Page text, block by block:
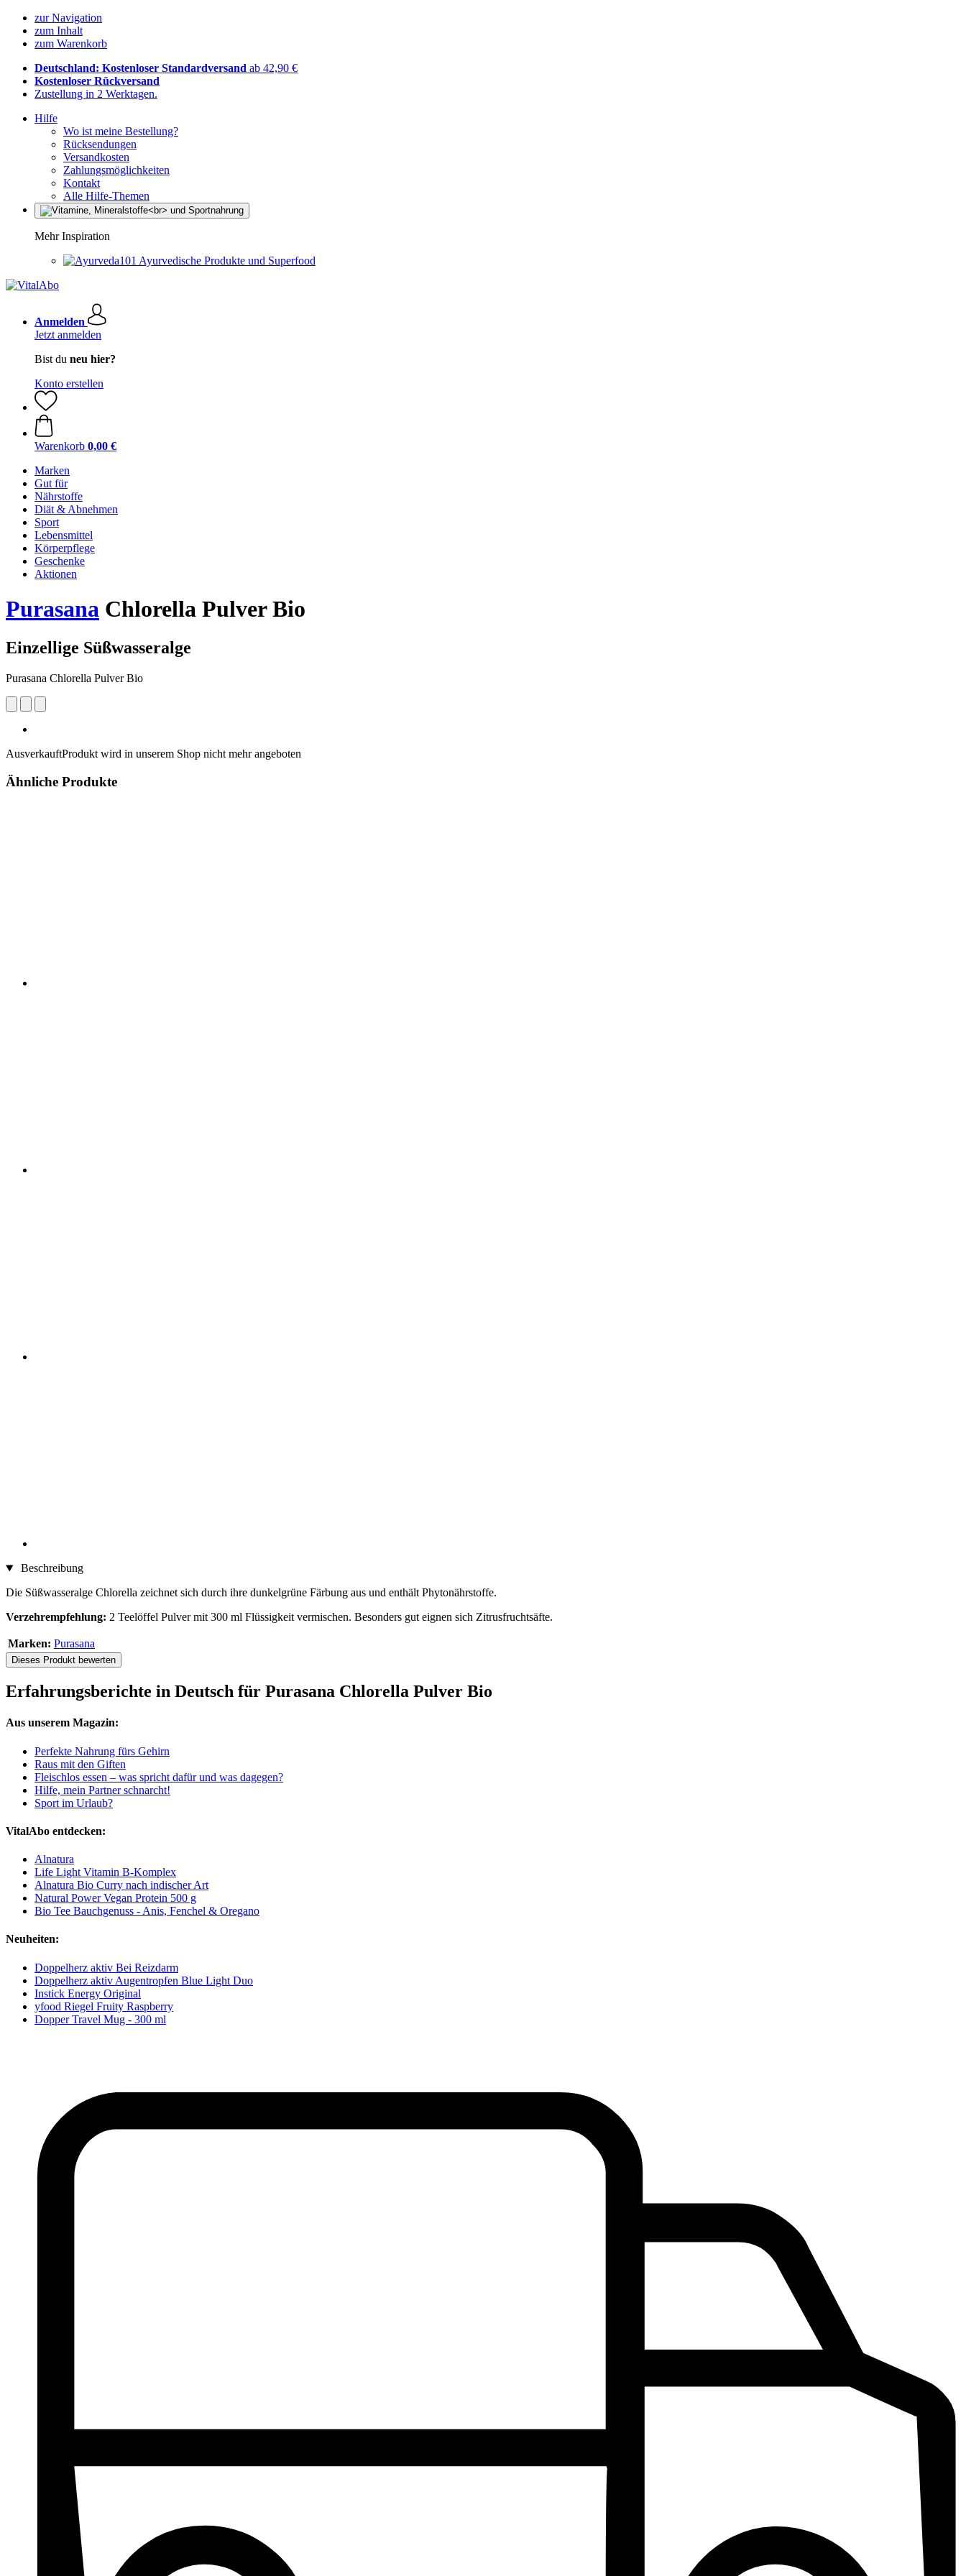
zur Navigation
zum Inhalt
zum Warenkorb
Deutschland: Kostenloser Standardversand ab 42,90 €
Kostenloser Rückversand
Zustellung in 2 Werktagen.
Hilfe
Wo ist meine Bestellung?
Rücksendungen
Versandkosten
Zahlungsmöglichkeiten
Kontakt
Alle Hilfe-Themen
Mehr Inspiration
Ayurvedische Produkte und Superfood
Anmelden
Jetzt anmelden
Bist du neu hier?
Konto erstellen
Warenkorb 0,00 €
Marken
Gut für
Nährstoffe
Diät & Abnehmen
Sport
Lebensmittel
Körperpflege
Geschenke
Aktionen
Purasana Chlorella Pulver Bio
Einzellige Süßwasseralge
Purasana Chlorella Pulver Bio
AusverkauftProdukt wird in unserem Shop nicht mehr angeboten
Ähnliche Produkte
Beschreibung
Die Süßwasseralge Chlorella zeichnet sich durch ihre dunkelgrüne Färbung aus und enthält Phytonährstoffe.
Verzehrempfehlung: 2 Teelöffel Pulver mit 300 ml Flüssigkeit vermischen. Besonders gut eignen sich Zitrusfruchtsäfte.
Marken: Purasana
Dieses Produkt bewerten
Erfahrungsberichte in Deutsch für Purasana Chlorella Pulver Bio
Aus unserem Magazin:
Perfekte Nahrung fürs Gehirn
Raus mit den Giften
Fleischlos essen – was spricht dafür und was dagegen?
Hilfe, mein Partner schnarcht!
Sport im Urlaub?
VitalAbo entdecken:
Alnatura
Life Light Vitamin B-Komplex
Alnatura Bio Curry nach indischer Art
Natural Power Vegan Protein 500 g
Bio Tee Bauchgenuss - Anis, Fenchel & Oregano
Neuheiten:
Doppelherz aktiv Bei Reizdarm
Doppelherz aktiv Augentropfen Blue Light Duo
Instick Energy Original
yfood Riegel Fruity Raspberry
Dopper Travel Mug - 300 ml